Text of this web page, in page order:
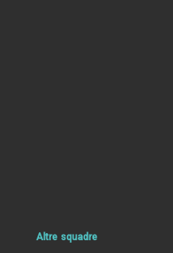
Altre squadre